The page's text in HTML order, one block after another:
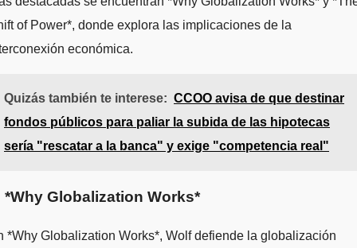
of Power*, donde explora las implicaciones de la
económica.
Quizás también te interese: CCOO avisa de que destinar
fondos públicos para paliar la subida de las hipotecas
sería "rescatar a la banca" y exige "competencia real"
*Why Globalization Works*
*Why Globalization Works*, Wolf defiende la globalización